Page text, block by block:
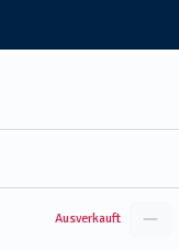
Ausverkauft